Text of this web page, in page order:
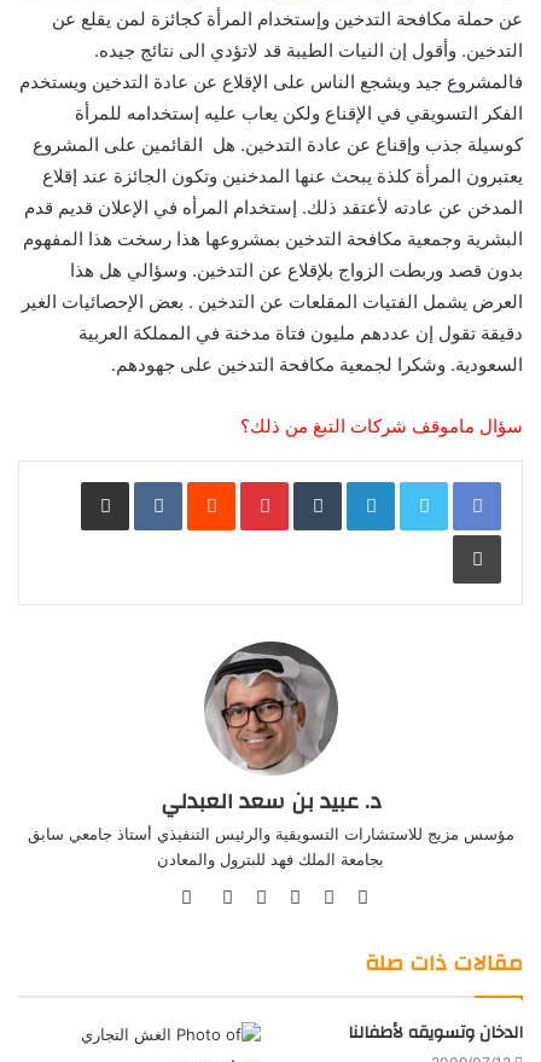
عن حملة مكافحة التدخين وإستخدام المرأة كجائزة لمن يقلع عن
التدخين. وأقول إن النيات الطيبة قد لاتؤدي الى نتائج جيده.
فالمشروع جيد ويشجع الناس على الإقلاع عن عادة التدخين ويستخدم
الفكر التسويقي في الإقناع ولكن يعاب عليه إستخدامه للمرأة
كوسيلة جذب وإقناع عن عادة التدخين. هل القائمين على المشروع
يعتبرون المرأة كلذة يبحث عنها المدخنين وتكون الجائزة عند إقلاع
المدخن عن عادته لأعتقد ذلك. إستخدام المرأه في الإعلان قديم قدم
البشرية وجمعية مكافحة التدخين بمشروعها هذا رسخت هذا المفهوم
بدون قصد وربطت الزواج بلإقلاع عن التدخين. وسؤالي هل هذا
العرض يشمل الفتيات المقلعات عن التدخين . بعض الإحصائيات الغير
دقيقة تقول إن عددهم مليون فتاة مدخنة في المملكة العربية
السعودية. وشكرا لجمعية مكافحة التدخين على جهودهم.
سؤال ماموقف شركات التبغ من ذلك؟
LinkedIn
Pinterest مشاركة عبر البريد
طباعة
د. عبيد بن سعد العبدلي
مؤسس مزيج للاستشارات التسويقية والرئيس التنفيذي أستاذ جامعي سابق
بجامعة الملك فهد للبترول والمعادن
موقع
Facebook
Twitter
LinkedIn
صور
مقالات ذات صلة
الدخان وتسويقه لأطفالنا